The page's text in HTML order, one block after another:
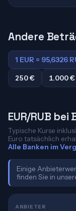
Andere
1 EUR = 95,6326
250 €
1.000 €
EUR/RUB
Typische Kurse
Euro tatsächlich
Alle Banken im
Einige
finden Sie in
ANBIETER